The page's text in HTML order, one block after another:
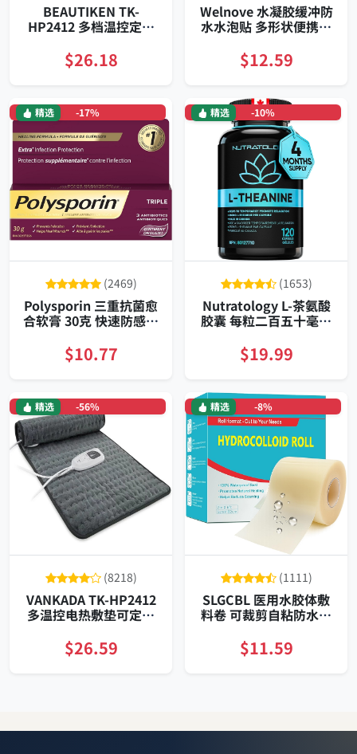
BEAUTIKEN TK-
HP2412 多档温控定时
肉疼痛家用办公室便携
安全自动断电
$26.18
Welnove 水凝胶缓冲防
水水泡贴 多形状便携装
足部
$12.59
-17%
精选
(2469)
Polysporin 三重抗菌愈
合软膏 30克 快速防感染
$10.77
-10%
精选
(1653)
Nutratology L-茶氨酸
胶囊 每粒二百五十毫克
管理配方
$19.99
-56%
精选
(8218)
VANKADA TK-HP2412
多温控电热敷垫可定时
$26.59
-8%
精选
(1111)
SLGCBL 医用水胶体敷
料卷 可裁剪自粘防水透
$11.59